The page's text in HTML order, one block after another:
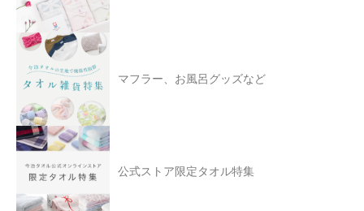
マフラー、お風呂グッズなど
公式ストア限定タオル特集